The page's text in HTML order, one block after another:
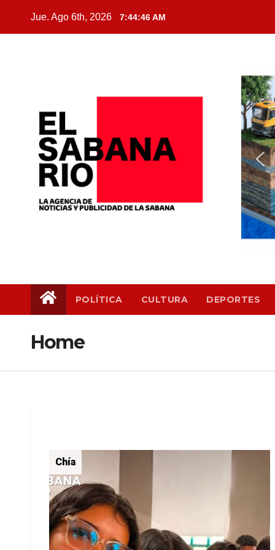
Jue. Ago 6th, 2026 7:44:47 AM
POLÍTICA CULTURA DEPORTES
Home
Chía